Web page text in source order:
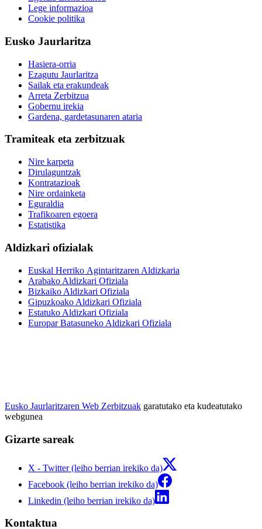
Lege informazioa
Cookie politika
Eusko Jaurlaritza
Hasiera-orria
Ezagutu Jaurlaritza
Sailak eta erakundeak
Arreta Zerbitzua
Gobernu irekia
Gardena, gardetasunaren ataria
Tramiteak eta zerbitzuak
Nire karpeta
Dirulaguntzak
Kontratazioak
Nire ordainketa
Eguraldia
Trafikoaren egoera
Estatistika
Aldizkari ofizialak
Euskal Herriko Agintaritzaren Aldizkaria
Arabako Aldizkari Ofiziala
Bizkaiko Aldizkari Ofiziala
Gipuzkoako Aldizkari Ofiziala
Estatuko Aldizkari Ofiziala
Europar Batasuneko Aldizkari Ofiziala
Eusko Jaurlaritzaren Web Zerbitzuak garatutako eta kudeatutako
webgunea
Gizarte sareak
X - Twitter (leiho berrian irekiko da)
Facebook (leiho berrian irekiko da)
Linkedin (leiho berrian irekiko da)
Kontaktua